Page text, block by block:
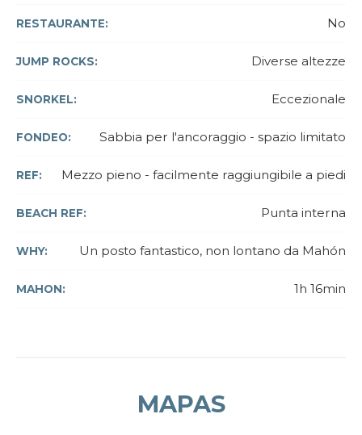
RESTAURANTE: No
JUMP ROCKS: Diverse altezze
SNORKEL: Eccezionale
FONDEO: Sabbia per l'ancoraggio - spazio limitato
REF: Mezzo pieno - facilmente raggiungibile a piedi
BEACH REF: Punta interna
WHY: Un posto fantastico, non lontano da Mahón
MAHON: 1h 16min
MAPAS